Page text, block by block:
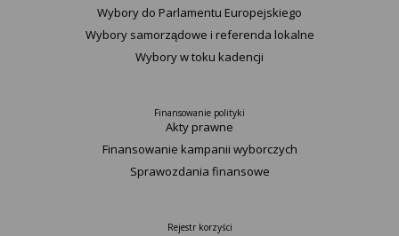
Wybory do Parlamentu Europejskiego
Wybory samorządowe i referenda lokalne
Wybory w toku kadencji
Finansowanie polityki
Akty prawne
Finansowanie kampanii wyborczych
Sprawozdania finansowe
Rejestr korzyści